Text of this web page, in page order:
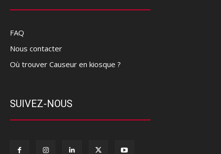
FAQ
Nous contacter
Où trouver Causeur en kiosque ?
SUIVEZ-NOUS